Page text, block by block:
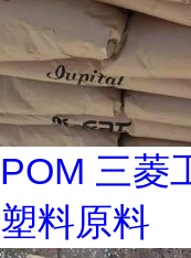
POM 三菱
塑料原料